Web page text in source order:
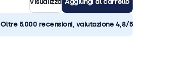
Visualizza Aggiungi al carrello
Oltre 5.000 recensioni, valutazione 4,8/5